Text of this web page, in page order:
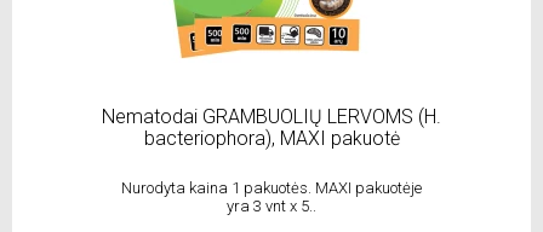
Nematodai GRAMBUOLIŲ LERVOMS (H.
bacteriophora), MAXI pakuotė
Nurodyta kaina 1 pakuotės. MAXI pakuotėje
yra 3 vnt x 5..